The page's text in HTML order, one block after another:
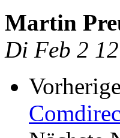
Martin
Di Feb 2